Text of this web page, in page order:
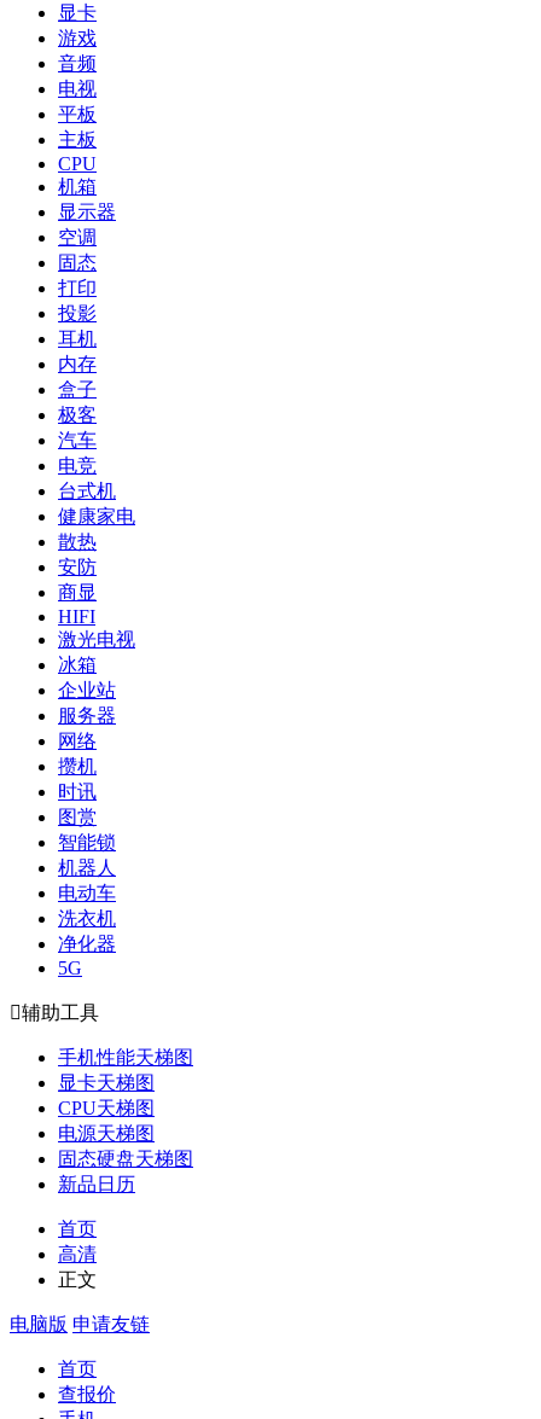
显卡
游戏
音频
电视
平板
主板
CPU
机箱
显示器
空调
固态
打印
投影
耳机
内存
盒子
极客
汽车
电竞
台式机
健康家电
散热
安防
商显
HIFI
激光电视
冰箱
企业站
服务器
网络
攒机
时讯
图赏
智能锁
机器人
电动车
洗衣机
净化器
5G
辅助工具
手机性能天梯图
显卡天梯图
CPU天梯图
电源天梯图
固态硬盘天梯图
新品日历
首页
高清
正文
电脑版 申请友链
首页
查报价